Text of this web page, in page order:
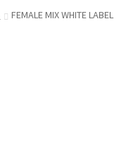
FEMALE MIX WHITE LABEL